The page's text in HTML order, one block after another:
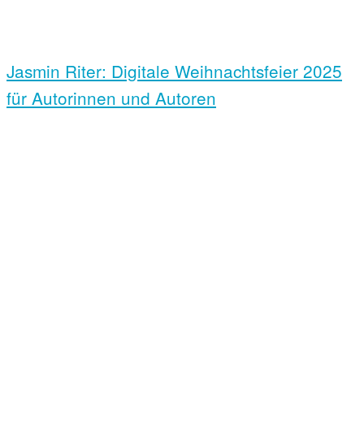
Jasmin Riter: Digitale Weihnachts­feier 2025
für Autorinnen und Autoren